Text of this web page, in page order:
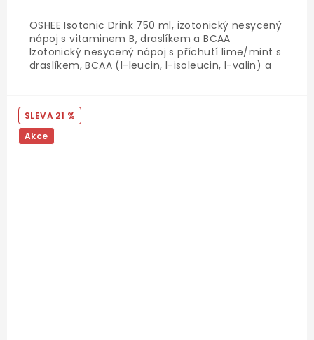
OSHEE Isotonic Drink 750 ml, izotonický nesycený
nápoj s vitaminem B, draslíkem a BCAA
Izotonický nesycený nápoj s příchutí lime/mint s
draslíkem, BCAA (l-leucin, l-isoleucin, l-valin) a
chladném místě. Chraňte...
21 %
Akce